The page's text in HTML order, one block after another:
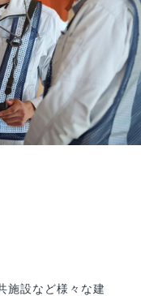
施設など様々な建